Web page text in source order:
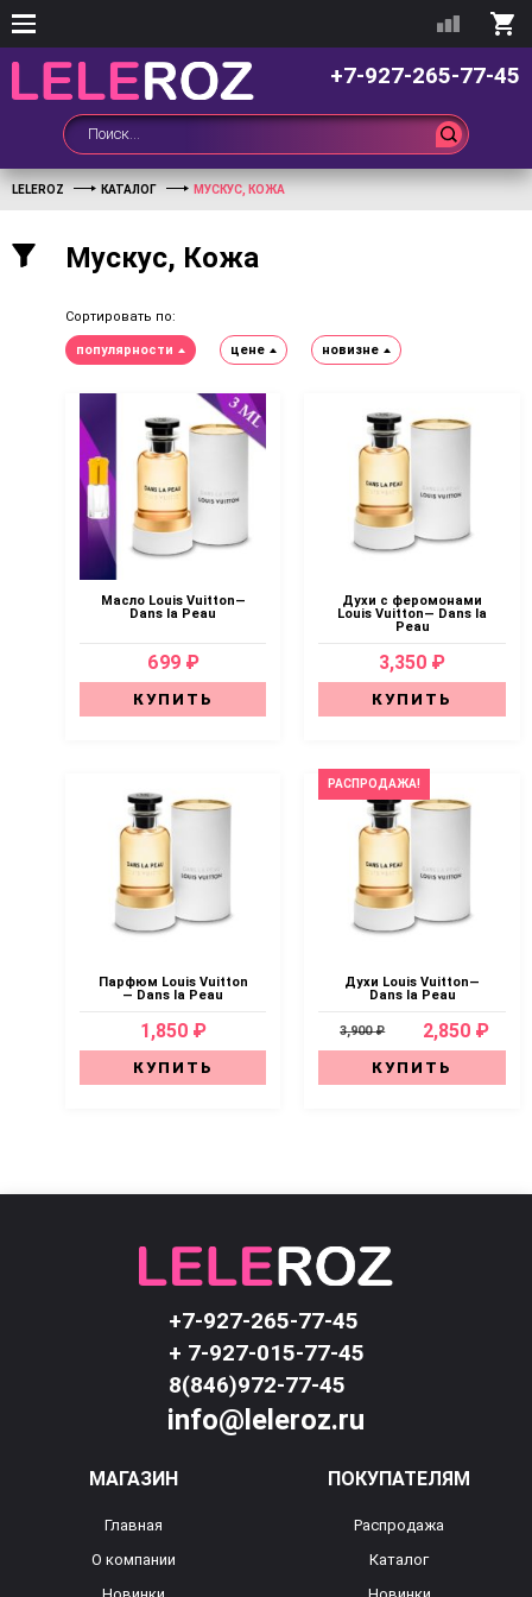
+7-927-265-77-45
LELEROZ КАТАЛОГ МУСКУС, КОЖА
Мускус, Кожа
Сортировать по:
популярности цене новизне
Масло Louis Vuitton—
Dans la Peau
699 ₽
КУПИТЬ
Духи с феромонами
Louis Vuitton— Dans la
Peau
3,350 ₽
КУПИТЬ
Парфюм Louis Vuitton
— Dans la Peau
1,850 ₽
КУПИТЬ
РАСПРОДАЖА!
Духи Louis Vuitton—
Dans la Peau
3,900 ₽ 2,850 ₽
КУПИТЬ
+7-927-265-77-45
+ 7-927-015-77-45
8(846)972-77-45
info@leleroz.ru
МАГАЗИН
Главная
О компании
ПОКУПАТЕЛЯМ
Распродажа
Каталог